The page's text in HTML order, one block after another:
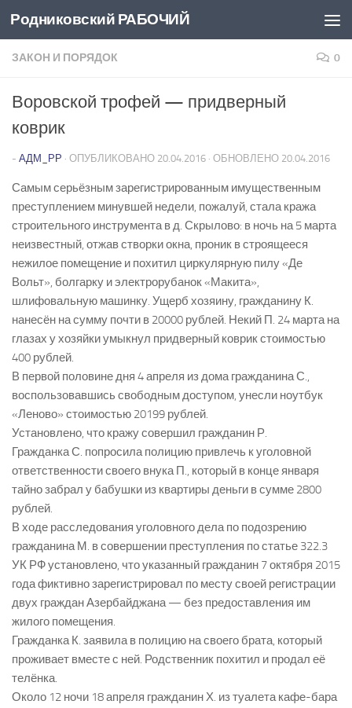
Перейти к содержимому
Родниковский РАБОЧИЙ
ЗАКОН И ПОРЯДОК 0
Воровской трофей — придверный
коврик
- АДМ_РР · ОПУБЛИКОВАНО 20.04.2016 · ОБНОВЛЕНО 20.04.2016
Самым серьёзным зарегистрированным имущественным
преступлением минувшей недели, пожалуй, стала кража
строительного инструмента в д. Скрылово: в ночь на 5 марта
неизвестный, отжав створки окна, проник в строящееся
нежилое помещение и похитил циркулярную пилу «Де
Вольт», болгарку и электрорубанок «Макита»,
шлифовальную машинку. Ущерб хозяину, гражданину К.
нанесён на сумму почти в 20000 рублей. Некий П. 24 марта на
глазах у хозяйки умыкнул придверный коврик стоимостью
400 рублей.
В первой половине дня 4 апреля из дома гражданина С.,
воспользовавшись свободным доступом, унесли ноутбук
«Леново» стоимостью 20199 рублей.
Установлено, что кражу совершил гражданин Р.
Гражданка С. попросила полицию привлечь к уголовной
ответственности своего внука П., который в конце января
тайно забрал у бабушки из квартиры деньги в сумме 2800
рублей.
В ходе расследования уголовного дела по подозрению
гражданина М. в совершении преступления по статье 322.3
УК РФ установлено, что указанный гражданин 7 октября 2015
года фиктивно зарегистрировал по месту своей регистрации
двух граждан Азербайджана — без предоставления им
жилого помещения.
Гражданка К. заявила в полицию на своего брата, который
проживает вместе с ней. Родственник похитил и продал её
телёнка.
Около 12 ночи 18 апреля гражданин Х. из туалета кафе-бара